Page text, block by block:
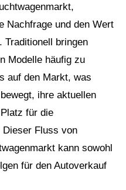
Nachfrage und den Wert
Traditionell bringen
Modelle häufig zu
auf den Markt, was
ihre aktuellen
für die
Dieser Fluss von
kann sowohl
für den Autoverkauf